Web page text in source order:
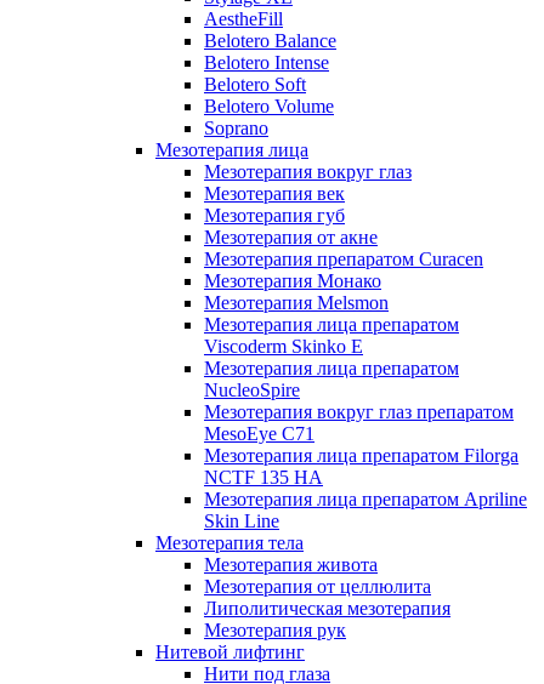
AestheFill
Belotero Balance
Belotero Intense
Belotero Soft
Belotero Volume
Soprano
Мезотерапия лица
Мезотерапия вокруг глаз
Мезотерапия век
Мезотерапия губ
Мезотерапия от акне
Мезотерапия препаратом Curacen
Мезотерапия Монако
Мезотерапия Melsmon
Мезотерапия лица препаратом
Viscoderm Skinko E
Мезотерапия лица препаратом
NucleoSpire
Мезотерапия вокруг глаз препаратом
MesoEye С71
Мезотерапия лица препаратом Filorga
NCTF 135 HA
Мезотерапия лица препаратом Apriline
Skin Line
Мезотерапия тела
Мезотерапия живота
Мезотерапия от целлюлита
Липолитическая мезотерапия
Мезотерапия рук
Нитевой лифтинг
Нити под глаза